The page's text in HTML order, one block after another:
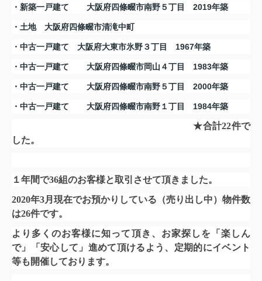
・新築一戸建て 大阪府四條畷市南野５丁目 2019年築
・土地 大阪府四條畷市清滝中町
・中古一戸建て 大阪府大東市氷野３丁目 1967年築
・中古一戸建て 大阪府四條畷市岡山４丁目 1983年築
・中古一戸建て 大阪府四條畷市南野５丁目 2000年築
・中古一戸建て 大阪府四條畷市南野１丁目 1984年築
★合計22件で
した。
１年間で36組のお客様と取引させて頂きました。
2020年3月現在でお預かりしている（売り出し中）物件数
は26件です。
より多くのお客様に知って頂き、お家探しを「楽しん
で」「安心して」進めて頂けるよう、定期的にイベント
等も開催しております。